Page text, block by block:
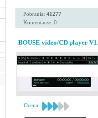
Pobrania: 41277
Komentarze: 0
BOUSE video/CD player
Ocena: